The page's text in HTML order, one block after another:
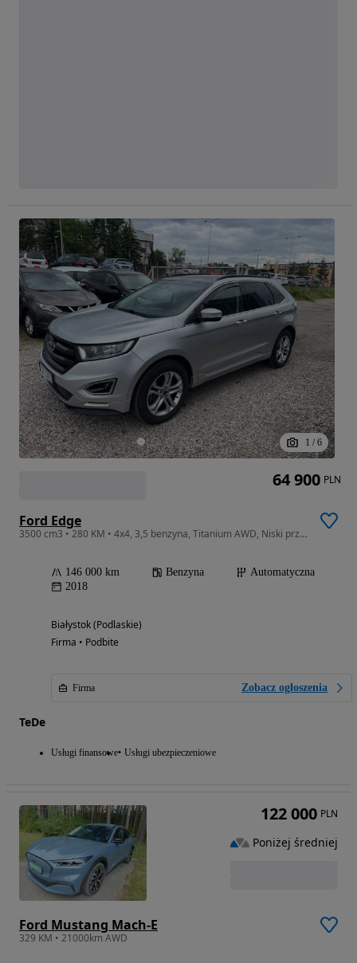
1 / 6
Ford Edge
3500 cm3 • 280 KM • 4x4, 3,5 benzyna, Titanium AWD, Niski przebieg.
146 000 km Benzyna
Automatyczna
2018
Białystok (Podlaskie)
Firma • Podbite
Firma Zobacz ogłoszenia
TeDe
Usługi finansowe Usługi ubezpieczeniowe
64 900 PLN
Ford Mustang Mach-E
329 KM • 21000km AWD
122 000 PLN
Poniżej średniej